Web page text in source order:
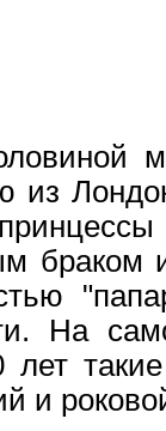
из
браком
На
лет
и